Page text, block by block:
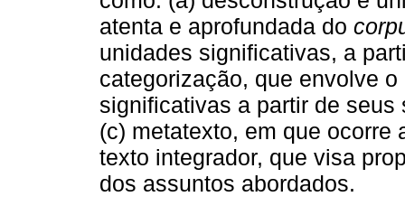
atenta e aprofundada do
unidades significativas, a
categorização, que envolve
significativas a partir de
(c) metatexto, em que ocorre
texto integrador, que visa
dos assuntos abordados.